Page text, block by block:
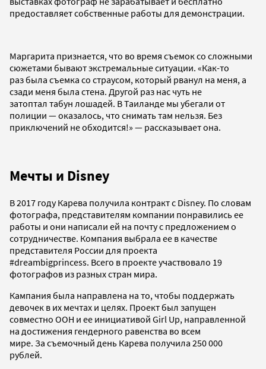
предоставляет собственные работы для демонстрации.
Маргарита признается, что во время съемок со сложными
сюжетами бывают экстремальные ситуации. «Как-то
раз была съемка со страусом, который рванул на меня, а
сзади меня была стена. Другой раз нас чуть не
затоптал табун лошадей. В Таиланде мы убегали от
полиции — оказалось, что снимать там нельзя. Без
приключений не обходится!» — рассказывает она.
Мечты и Disney
В 2017 году Карева получила контракт с Disney. По словам
фотографа, представителям компании понравились ее
работы и они написали ей на почту с предложением о
сотрудничестве. Компания выбрала ее в качестве
представителя России для проекта
#dreambigprincess. Всего в проекте участвовало 19
фотографов из разных стран мира.
Кампания была направлена на то, чтобы поддержать
девочек в их мечтах и целях. Проект был запущен
совместно ООН и ее инициативой Girl Up, направленной
на достижения гендерного равенства во всем
мире. За съемочный день Карева получила 250 000
рублей.